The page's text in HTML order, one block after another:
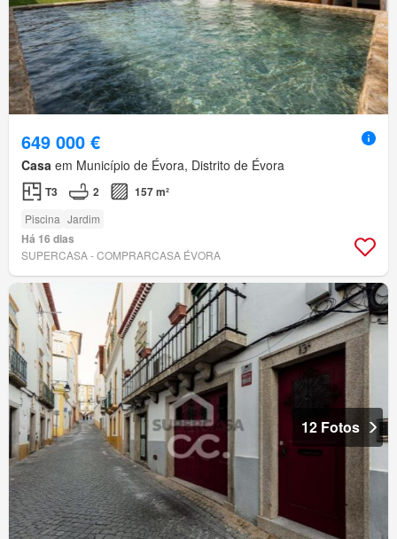
649 000 €
Casa em Município de Évora, Distrito de Évora
T3 2 157 m²
Piscina Jardim
Há 16 dias
SUPERCASA - COMPRARCASA ÉVORA
12 Fotos